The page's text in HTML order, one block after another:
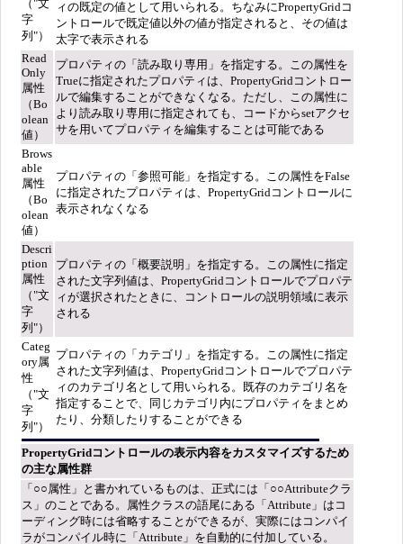
（"文
字
列"）
ィの既定の値として用いられる。ちなみにPropertyGridコ
ントロールで既定値以外の値が指定されると、その値は
太字で表示される
Read
Only
属性
（Bo
olean
値）
プロパティの「読み取り専用」を指定する。この属性を
Trueに指定されたプロパティは、PropertyGridコントロー
ルで編集することができなくなる。ただし、この属性に
より読み取り専用に指定されても、コードからsetアクセ
サを用いてプロパティを編集することは可能である
Brows
able
属性
（Bo
olean
値）
プロパティの「参照可能」を指定する。この属性をFalse
に指定されたプロパティは、PropertyGridコントロールに
表示されなくなる
Descri
ption
属性
（"文
字
列"）
プロパティの「概要説明」を指定する。この属性に指定
された文字列値は、PropertyGridコントロールでプロパテ
ィが選択されたときに、コントロールの説明領域に表示
される
Categ
ory属
性
（"文
字
列"）
プロパティの「カテゴリ」を指定する。この属性に指定
された文字列値は、PropertyGridコントロールでプロパテ
ィのカテゴリ名として用いられる。既存のカテゴリ名を
指定することで、同じカテゴリ内にプロパティをまとめ
たり、分類したりすることができる
PropertyGridコントロールの表示内容をカスタマイズするため
の主な属性群
「○○属性」と書かれているものは、正式には「○○Attributeクラ
ス」のことである。属性クラスの語尾にある「Attribute」はコ
ーディング時には省略することができるが、実際にはコンパイ
ラがコンパイル時に「Attribute」を自動的に付加している。